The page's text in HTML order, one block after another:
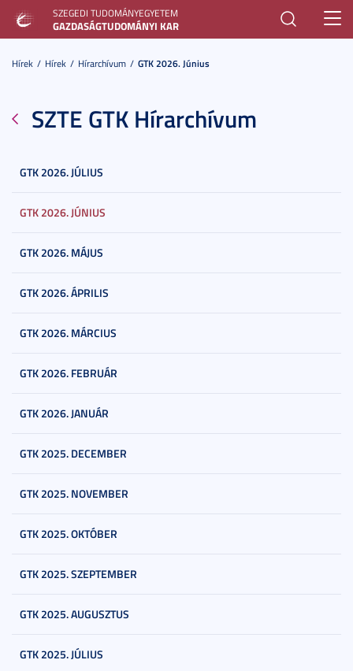
SZEGEDI TUDOMÁNYEGYETEM
GAZDASÁGTUDOMÁNYI KAR
Hírek Hírek Hírarchívum GTK 2026. Június
SZTE GTK Hírarchívum
GTK 2026. JÚLIUS
GTK 2026. JÚNIUS
GTK 2026. MÁJUS
GTK 2026. ÁPRILIS
GTK 2026. MÁRCIUS
GTK 2026. FEBRUÁR
GTK 2026. JANUÁR
GTK 2025. DECEMBER
GTK 2025. NOVEMBER
GTK 2025. OKTÓBER
GTK 2025. SZEPTEMBER
GTK 2025. AUGUSZTUS
GTK 2025. JÚLIUS